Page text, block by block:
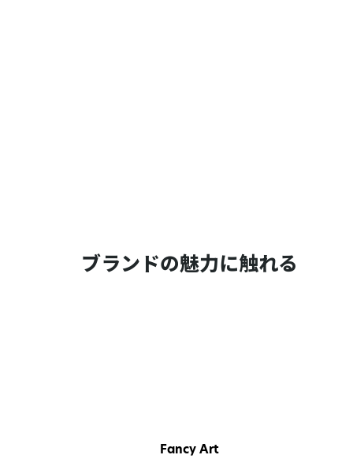
ブランドの魅力に触れる
Fancy Art